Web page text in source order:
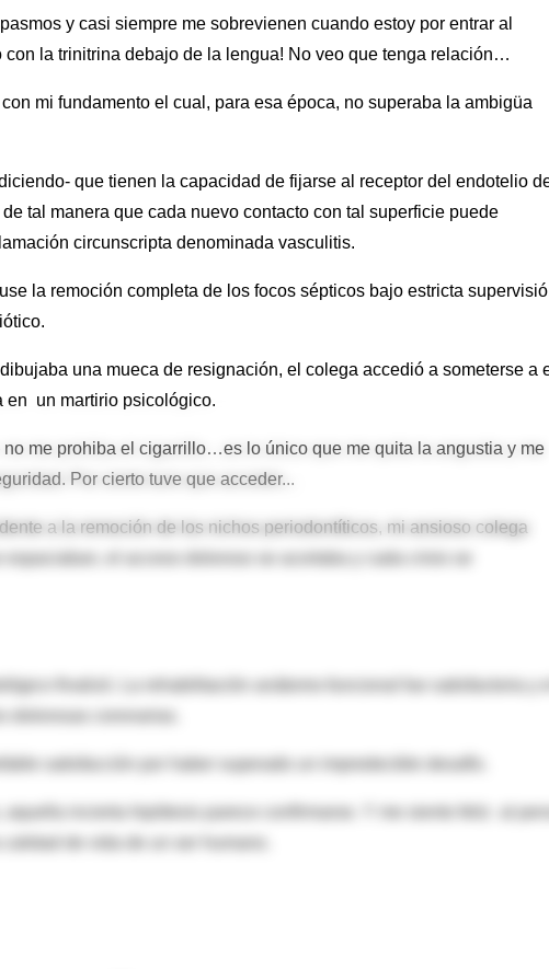
y casi siempre me sobrevienen cuando estoy por entrar al
la trinitrina debajo de la lengua! No veo que tenga relación…
mi fundamento el cual, para esa época, no superaba la ambigüa
que tienen la capacidad de fijarse al receptor del endotelio
tal manera que cada nuevo contacto con tal superficie puede
circunscripta denominada vasculitis.
la remoción completa de los focos sépticos bajo estricta
una mueca de resignación, el colega accedió a someterse a
en un martirio psicológico.
no me prohiba el cigarrillo…es lo único que me quita la angustia y me
Por cierto tuve que acceder...
a la remoción de los nichos periodontíticos, mi ansioso colega
el acceso doloroso se acortaba y cada crisis se
finalizó. La rehabilitación anátomo-funcional fue satisfactoria y
dolorosas coronarias.
satisfacción por haber superado un impredecible desafío.
aquella incierta hipótesis parece confirmarse. Y me siento feliz al